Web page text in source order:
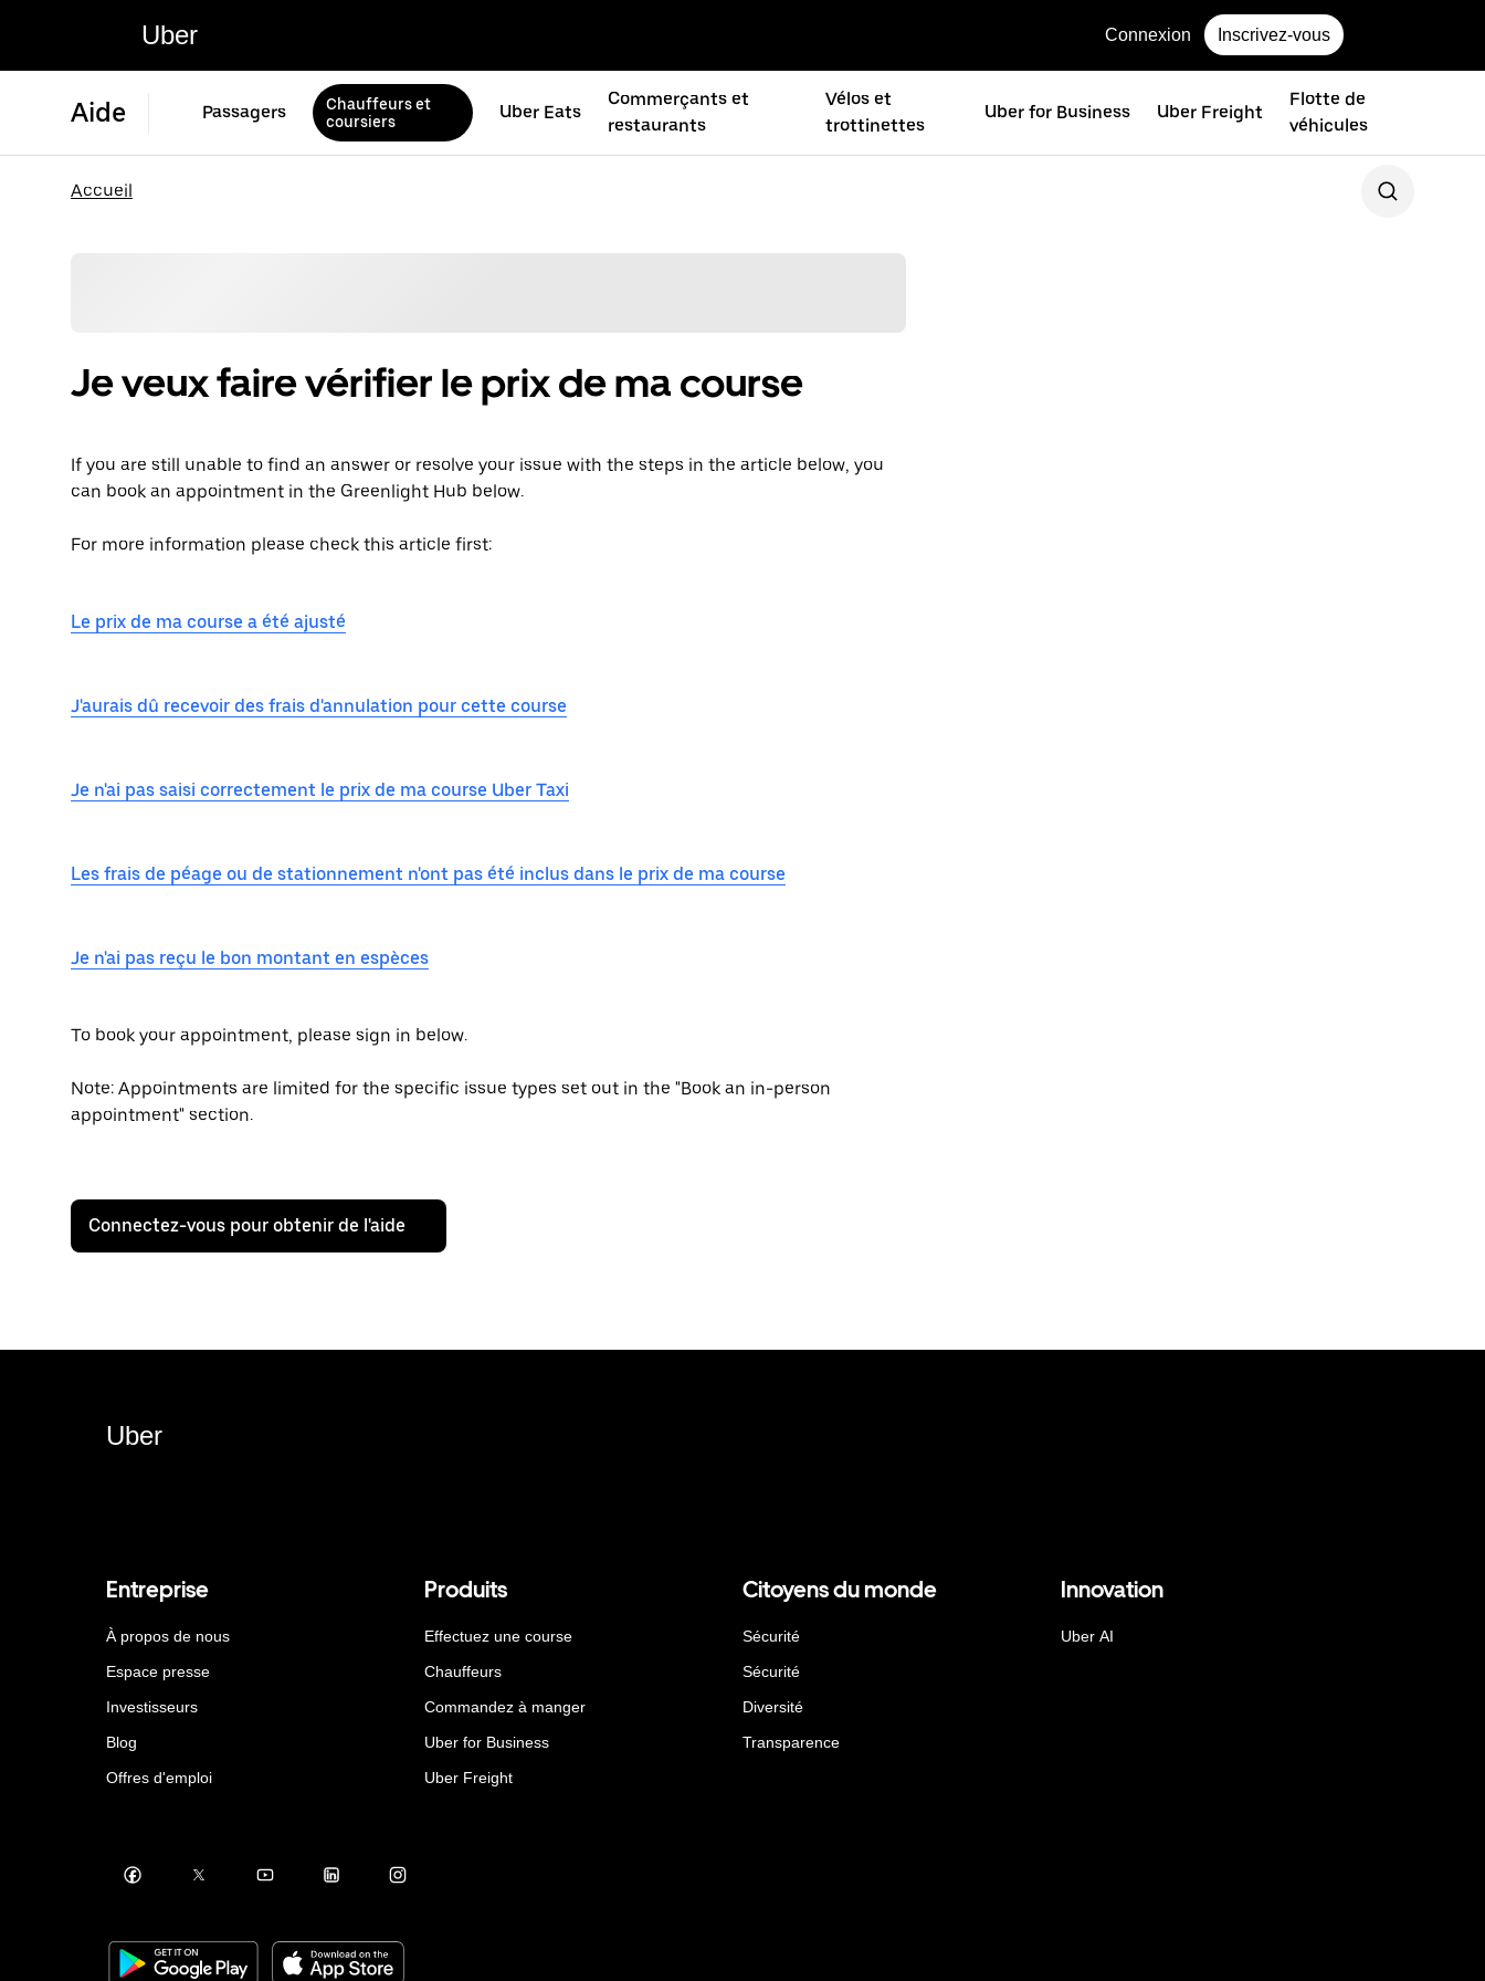
Uber Connexion Inscrivez-vous
Aide Passagers
Chauffeurs et
coursiers
Uber Eats
Commerçants et
restaurants
Vélos et
trottinettes
Uber for Business Uber Freight
Flotte de
véhicules
Accueil
Je veux faire vérifier le prix de ma course
If you are still unable to find an answer or resolve your issue with the steps in the article below, you
can book an appointment in the Greenlight Hub below.
For more information please check this article first:
Le prix de ma course a été ajusté
J'aurais dû recevoir des frais d'annulation pour cette course
Je n'ai pas saisi correctement le prix de ma course Uber Taxi
Les frais de péage ou de stationnement n'ont pas été inclus dans le prix de ma course
Je n'ai pas reçu le bon montant en espèces
To book your appointment, please sign in below.
Note: Appointments are limited for the specific issue types set out in the "Book an in-person
appointment" section.
Connectez-vous pour obtenir de l'aide
Uber
Entreprise
À propos de nous
Espace presse
Investisseurs
Blog
Offres d'emploi
Produits
Effectuez une course
Chauffeurs
Commandez à manger
Uber for Business
Uber Freight
Citoyens du monde
Sécurité
Sécurité
Diversité
Transparence
Innovation
Uber AI